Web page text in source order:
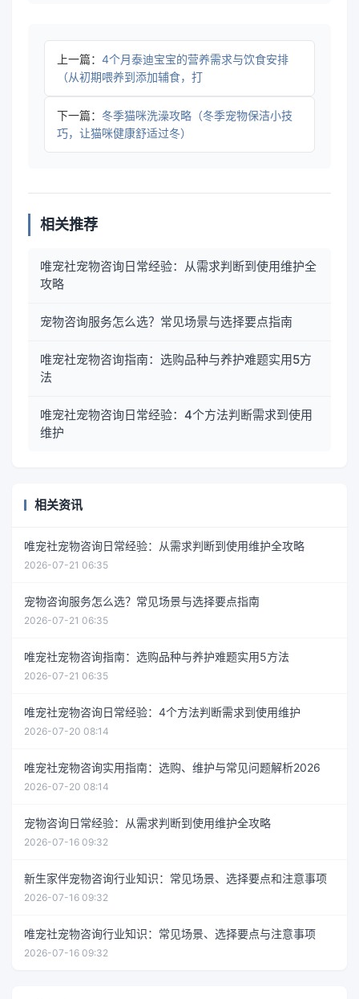
上一篇： 4个月泰迪宝宝的营养需求与饮食安排
（从初期喂养到添加辅食，打
下一篇： 冬季猫咪洗澡攻略（冬季宠物保洁小技
巧，让猫咪健康舒适过冬）
相关推荐
唯宠社宠物咨询日常经验：从需求判断到使用维护全
攻略
宠物咨询服务怎么选？常见场景与选择要点指南
唯宠社宠物咨询指南：选购品种与养护难题实用5方
法
唯宠社宠物咨询日常经验：4个方法判断需求到使用
维护
相关资讯
唯宠社宠物咨询日常经验：从需求判断到使用维护全攻略
2026-07-21 06:35
宠物咨询服务怎么选？常见场景与选择要点指南
2026-07-21 06:35
唯宠社宠物咨询指南：选购品种与养护难题实用5方法
2026-07-21 06:35
唯宠社宠物咨询日常经验：4个方法判断需求到使用维护
2026-07-20 08:14
唯宠社宠物咨询实用指南：选购、维护与常见问题解析2026
2026-07-20 08:14
宠物咨询日常经验：从需求判断到使用维护全攻略
2026-07-16 09:32
新生家伴宠物咨询行业知识：常见场景、选择要点和注意事项
2026-07-16 09:32
唯宠社宠物咨询行业知识：常见场景、选择要点与注意事项
2026-07-16 09:32